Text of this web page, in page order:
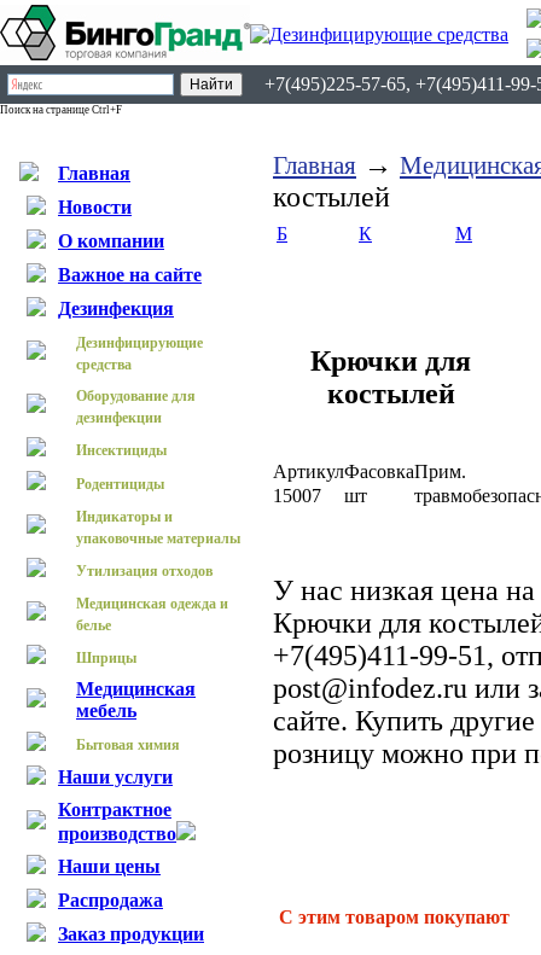
+7(495)225-57-65, +7(495)411-99-
Поиск на странице Ctrl+F
Главная
Новости
О компании
Важное на сайте
Дезинфекция
Дезинфицирующие
средства
Оборудование для
дезинфекции
Инсектициды
Родентициды
Индикаторы и
упаковочные материалы
Утилизация отходов
Медицинская одежда и
белье
Шприцы
Медицинская
мебель
Бытовая химия
Наши услуги
Контрактное
производство
Наши цены
Распродажа
Заказ продукции
Главная →
костылей
Б К М
Крючки для
костылей
АртикулФасовкаПрим.
15007
шт
У нас низкая цена
Крючки для
+7(495)411-99-51,
post@infodez.ru или
сайте. Купить
розницу можно при
С этим товаром покупают